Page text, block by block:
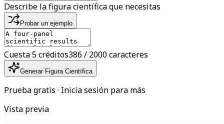
Describe la figura científica que necesitas
Probar un ejemplo
Cuesta 5 créditos386 / 2000 caracteres
Generar Figura Científica
Prueba gratis · Inicia sesión para más
Vista previa